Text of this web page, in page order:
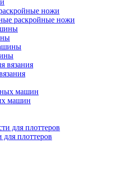
ножи
раскройные ножи
машин
плоттеров